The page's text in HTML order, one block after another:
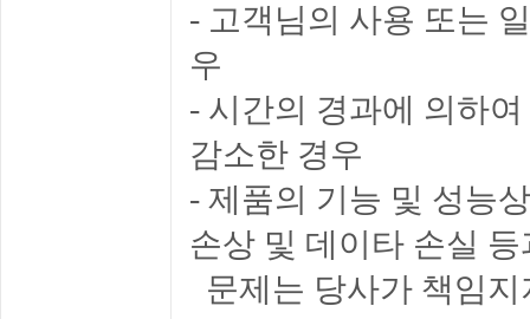
- 고객님의 사용 또는
우
- 시간의 경과에 의하
감소한 경우
- 제품의 기능 및 성능
손상 및 데이타 손실
문제는 당사가 책임